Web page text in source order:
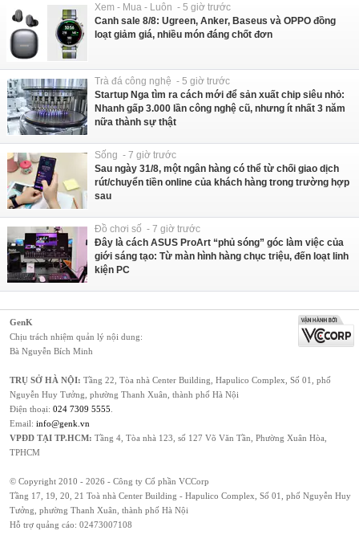
Xem - Mua - Luôn - 5 giờ trước
Canh sale 8/8: Ugreen, Anker, Baseus và OPPO đồng
loạt giảm giá, nhiều món đáng chốt đơn
Trà đá công nghệ - 5 giờ trước
Startup Nga tìm ra cách mới để sản xuất chip siêu nhỏ:
Nhanh gấp 3.000 lần công nghệ cũ, nhưng ít nhất 3 năm
nữa thành sự thật
Sống - 7 giờ trước
Sau ngày 31/8, một ngân hàng có thể từ chối giao dịch
rút/chuyển tiền online của khách hàng trong trường hợp
sau
Đồ chơi số - 7 giờ trước
Đây là cách ASUS ProArt “phủ sóng” góc làm việc của
giới sáng tạo: Từ màn hình hàng chục triệu, đến loạt linh
kiện PC
GenK
Chịu trách nhiệm quản lý nội dung:
Bà Nguyễn Bích Minh
TRỤ SỞ HÀ NỘI: Tầng 22, Tòa nhà Center Building, Hapulico Complex, Số 01, phố
Nguyễn Huy Tưởng, phường Thanh Xuân, thành phố Hà Nội
Điện thoại: 024 7309 5555
Email: info@genk.vn
VPĐD TẠI TP.HCM: Tầng 4, Tòa nhà 123, số 127 Võ Văn Tần, Phường Xuân Hòa,
TPHCM
© Copyright 2010 - 2026 - Công ty Cổ phần VCCorp
Tầng 17, 19, 20, 21 Toà nhà Center Building - Hapulico Complex, Số 01, phố Nguyễn Huy
Tưởng, phường Thanh Xuân, thành phố Hà Nội
Hỗ trợ quảng cáo: 02473007108